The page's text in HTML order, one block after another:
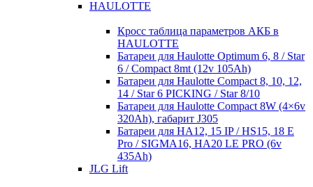
HAULOTTE
Кросc таблица параметров АКБ в
HAULOTTE
Батареи для Haulotte Optimum 6, 8 / Star
6 / Compact 8mt (12v 105Ah)
Батареи для Haulotte Compact 8, 10, 12,
14 / Star 6 PICKING / Star 8/10
Батареи для Haulotte Compact 8W (4×6v
320Ah), габарит J305
Батареи для HA12, 15 IP / HS15, 18 E
Pro / SIGMA16, HA20 LE PRO (6v
435Ah)
JLG Lift